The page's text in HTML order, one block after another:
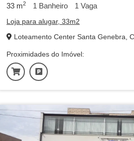
33 m2 1 Banheiro 1 Vaga
Loja para alugar, 33m2
Loteamento Center Santa Genebra,
Proximidades do Imóvel: